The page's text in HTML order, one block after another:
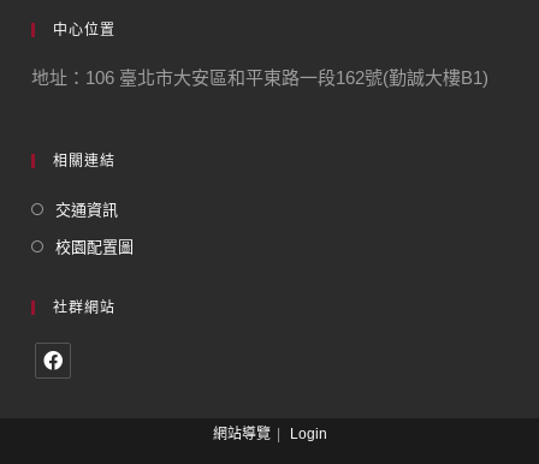
中心位置
地址：106 臺北市大安區和平東路一段162號(勤誠大樓B1)
相關連結
交通資訊
校園配置圖
社群網站
網站導覽 Login